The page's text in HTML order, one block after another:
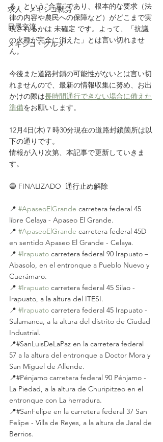
求人・メキシコ就労
日墨交流
メキシコ・グルメ
る」という“合意”であり、根本的な要求（法
律の内容や農民への保障など）がどこまで実
現されるかは 未確定 です。よって、「抗議
の火種が完全に消えた」とは言い切れませ
ん。
今後また道路封鎖の可能性がないとは言い切
れませんので、最新の情報収集に努め、お出
かけの際は長時間通行できない場合に備えた
準備をお願いします。
12月4日(木)７時30分現在の道路封鎖箇所は以
下の通りです。
情報が入り次第、本記事で更新していきま
す。
🔵 FINALIZADO  通行止め解除
📍 #ApaseoElGrande carretera federal 45
libre Celaya - Apaseo El Grande.
📍 #ApaseoElGrande carretera federal 45D
en sentido Apaseo El Grande - Celaya.
📍 #Irapuato carretera federal 90 Irapuato –
Abasolo, en el entronque a Pueblo Nuevo y
Cuerámaro.
📍 #Irapuato carretera federal 45 Silao -
Irapuato, a la altura del ITESI.
📍 #Irapuato carretera federal 45 Irapuato -
Salamanca, a la altura del distrito de Ciudad
Industrial.
📍#SanLuisDeLaPaz en la carretera federal
57 a la altura del entronque a Doctor Mora y
San Miguel de Allende.
📍#Pénjamo carretera federal 90 Pénjamo -
La Piedad, a la altura de Churipitzeo en el
entronque con La herradura.
📍#SanFelipe en la carretera federal 37 San
Felipe - Villa de Reyes, a la altura de Jaral de
Berrios.